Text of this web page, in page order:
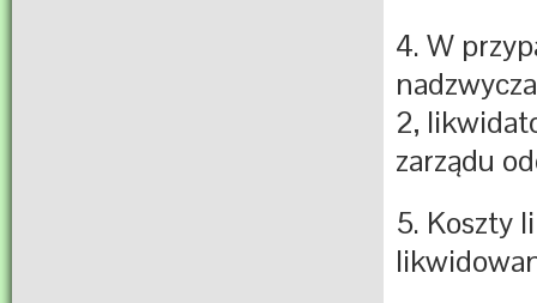
4. W
2,
zarządu
5. Koszty